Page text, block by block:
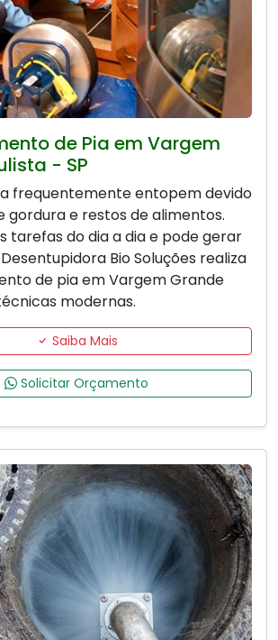
de Pia em Vargem
- SP
frequentemente entopem devido
gordura e restos de alimentos.
tarefas do dia a dia e pode gerar
Bio Soluções realiza
de pia em Vargem Grande
modernas.
Saiba Mais
Solicitar Orçamento